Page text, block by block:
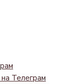
Телеграм